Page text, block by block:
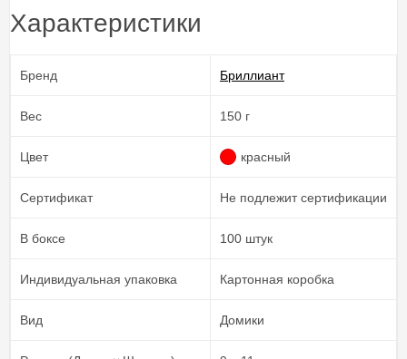
Характеристики
Бренд Бриллиант
Вес 150 г
Цвет красный
Сертификат Не подлежит сертификации
В боксе 100 штук
Индивидуальная упаковка Картонная коробка
Вид Домики